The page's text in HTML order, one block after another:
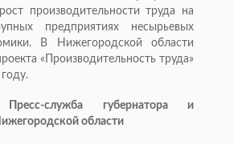
производительности труда на
предприятиях несырьевых
В Нижегородской области
«Производительность труда»
служба губернатора и
области